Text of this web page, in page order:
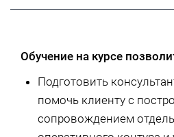
Обучение на курсе
Подготовить
помочь клиенту с
сопровождением